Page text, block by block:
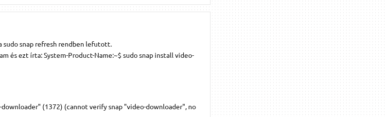
sudo snap refresh rendben lefutott.
és ezt írta: System-Product-Name:~$ sudo snap install video-
(1372) (cannot verify snap "video-downloader", no